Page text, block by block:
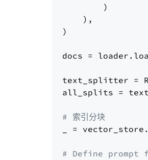
        )
    ),
)
docs =
text_splitter =
all_splits =
# 索引分块
_ =
# Define prompt